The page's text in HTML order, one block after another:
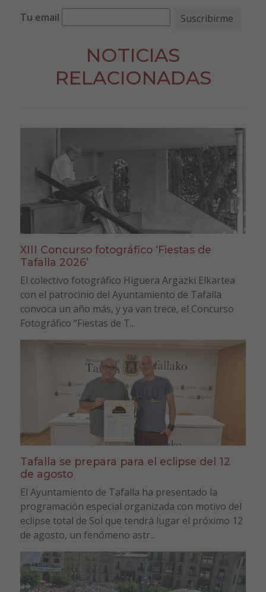
Tu email
NOTICIAS
RELACIONADAS
XIII Concurso fotográfico ‘Fiestas de
Tafalla 2026’
El colectivo fotográfico Higuera Argazki Elkartea
con el patrocinio del Ayuntamiento de Tafalla
convoca un año más, y ya van trece, el Concurso
Fotográfico “Fiestas de T...
Tafalla se prepara para el eclipse del 12
de agosto
El Ayuntamiento de Tafalla ha presentado la
programación especial organizada con motivo del
eclipse total de Sol que tendrá lugar el próximo 12
de agosto, un fenómeno astr...